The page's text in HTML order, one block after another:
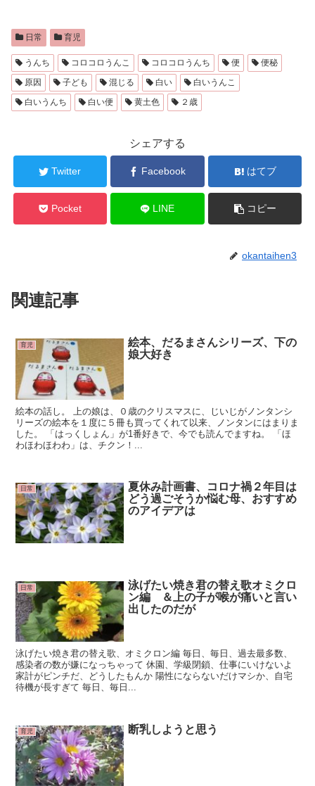
日常 育児
うんち コロコロうんこ コロコロうんち 便
便秘
原因
子ども 混じる 白い
白いうんこ
白いうんち
白い便 黄土色 ２歳
シェアする
Twitter Facebook はてブ
Pocket LINE コピー
okantaihen3
関連記事
育児
絵本、だるまさんシリーズ、下の
娘大好き
絵本の話し。 上の娘は、０歳のクリスマスに、じいじがノンタンシ
リーズの絵本を１度に５冊も買ってくれて以来、ノンタンにはまりま
した。 「はっくしょん」が1番好きで、今でも読んでますね。 「ほ
わほわほわわ」は、チクン！...
日常
夏休み計画書、コロナ禍２年目は
どう過ごそうか悩む母、おすすめ
のアイデアは
日常
泳げたい焼き君の替え歌オミクロ
ン編 ＆上の子が喉が痛いと言い
出したのだが
泳げたい焼き君の替え歌、オミクロン編 毎日、毎日、過去最多数、
感染者の数が嫌になっちゃって 休園、学級閉鎖、仕事にいけないよ
家計がピンチだ、どうしたもんか 陽性にならないだけマシか、自宅
待機が長すぎて 毎日、毎日...
育児 断乳しようと思う